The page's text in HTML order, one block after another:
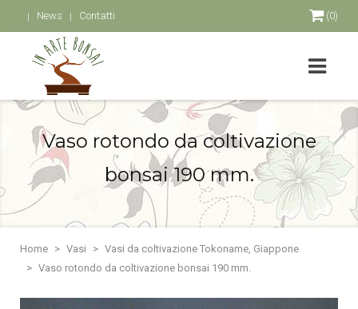
News Contatti (0)
Vaso rotondo da coltivazione
bonsai 190 mm.
Home Vasi
Vasi da coltivazione Tokoname, Giappone
Vaso rotondo da coltivazione bonsai 190 mm.